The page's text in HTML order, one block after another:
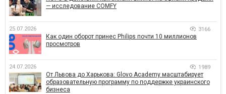
— исследование COMFY
25.07.2026 3166
Как один оборот принес Philips почти 10 миллионов
просмотров
24.07.2026 1989
От Львова до Харькова: Glovo Academy масштабирует
образовательную программу по поддержке украинского
бизнеса